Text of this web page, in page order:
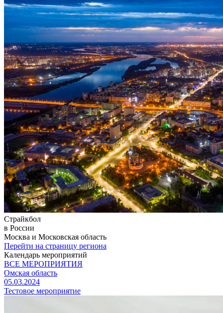
Страйкбол
в России
Москва и Московская область
Перейти на страницу региона
Календарь мероприятий
ВСЕ МЕРОПРИЯТИЯ
Омская область
05.03.2024
Тестовое мероприятие